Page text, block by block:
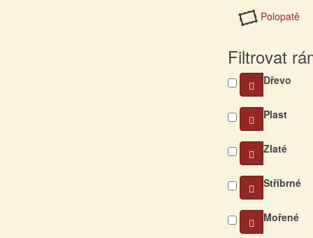
Polopatě
Filtrovat
Dřevo
Plast
Zlaté
Stříbrné
Mořené